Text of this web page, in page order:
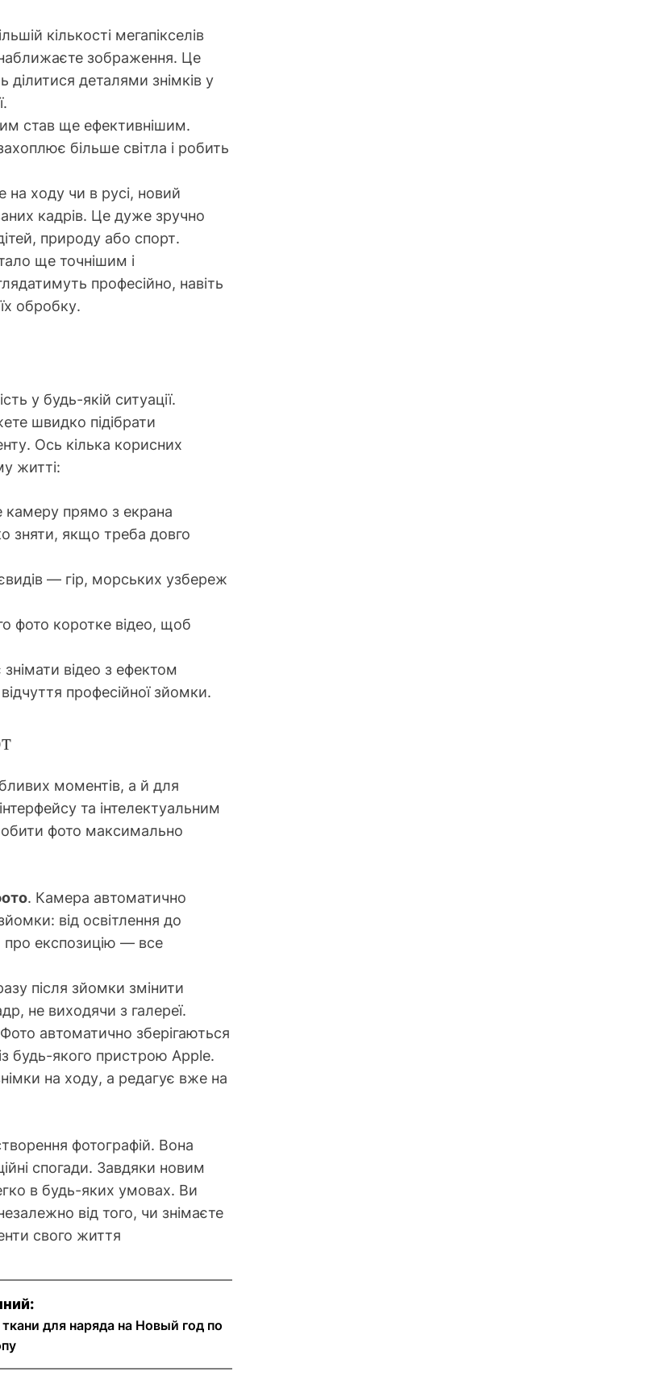
кількості мегапікселів
зображення. Це
деталями знімків у
став ще ефективнішим.
більше світла і робить
на ходу чи в русі, новий
кадрів. Це дуже зручно
природу або спорт.
ще точнішим і
професійно, навіть
обробку.
у будь-якій ситуації.
швидко підібрати
Ось кілька корисних
житті:
камеру прямо з екрана
зняти, якщо треба довго
— гір, морських узбереж
фото коротке відео, щоб
відео з ефектом
професійної зйомки.
моментів, а й для
та інтелектуальним
фото максимально
. Камера автоматично
від освітлення до
експозицію — все
після зйомки змінити
не виходячи з галереї.
автоматично зберігаються
будь-якого пристрою Apple.
на ходу, а редагує вже на
фотографій. Вона
спогади. Завдяки новим
в будь-яких умовах. Ви
від того, чи знімаєте
свого життя
для наряда на Новый год по